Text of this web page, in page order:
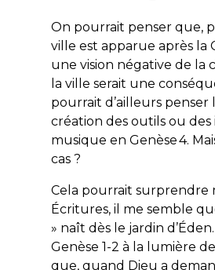
On pourrait penser que,
ville est apparue après la
une vision négative de la
la ville serait une
pourrait d’ailleurs penser
création des outils ou
musique en Genèse 4.
cas ?
Cela pourrait surprendre
Écritures, il me semble
» naît dès le jardin
Genèse 1-2 à la lumière
que, quand Dieu a